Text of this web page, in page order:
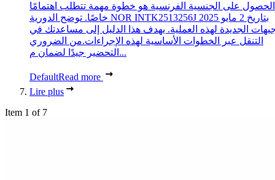
الحصول على الجنسية الفرنسية هو خطوة مهمة تتطلب اهتمامًا
خاصًا. توضح الدورية NOR INTK2513256J بتاريخ 2 مايو 2025
الجديدة لهذه العملية. يهدف هذا الدليل إلى مساعدتك في
التنقل عبر الخطوات الأساسية لهذه الإجراءات.من الضروري
التحضير جيدًا لضمان م...
DefaultRead more
Lire plus
Item 1 of 7